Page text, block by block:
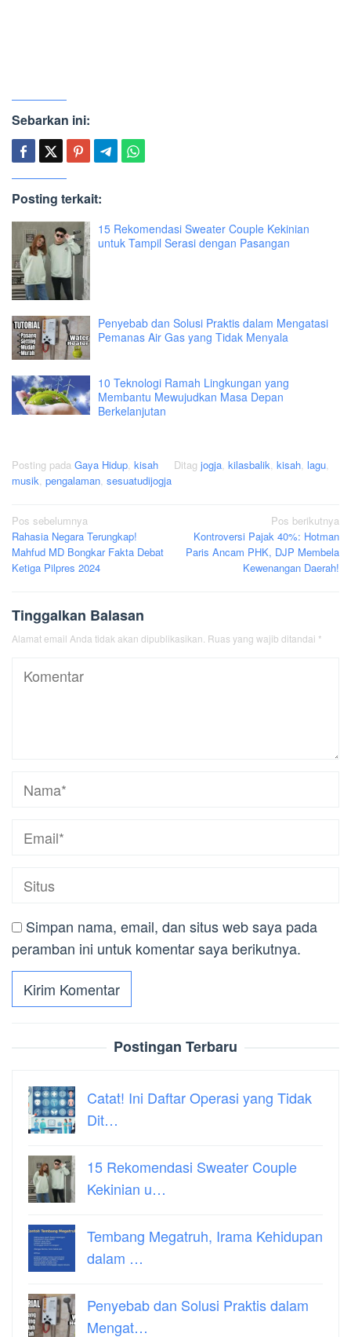
Sebarkan ini:
Posting terkait:
15 Rekomendasi Sweater Couple Kekinian
untuk Tampil Serasi dengan Pasangan
Penyebab dan Solusi Praktis dalam Mengatasi
Pemanas Air Gas yang Tidak Menyala
10 Teknologi Ramah Lingkungan yang
Membantu Mewujudkan Masa Depan
Berkelanjutan
Posting pada Gaya Hidup, kisah Ditag jogja, kilasbalik, kisah, lagu,
musik, pengalaman, sesuatudijogja
Navigasi
pos
Pos sebelumnya
Rahasia Negara Terungkap!
Mahfud MD Bongkar Fakta Debat
Ketiga Pilpres 2024
Pos berikutnya
Kontroversi Pajak 40%: Hotman
Paris Ancam PHK, DJP Membela
Kewenangan Daerah!
Tinggalkan Balasan
Alamat email Anda tidak akan dipublikasikan. Ruas yang wajib ditandai *
Simpan nama, email, dan situs web saya pada
peramban ini untuk komentar saya berikutnya.
Postingan Terbaru
Catat! Ini Daftar Operasi yang Tidak
Dit…
15 Rekomendasi Sweater Couple
Kekinian u…
Tembang Megatruh, Irama Kehidupan
dalam …
Penyebab dan Solusi Praktis dalam
Mengat…